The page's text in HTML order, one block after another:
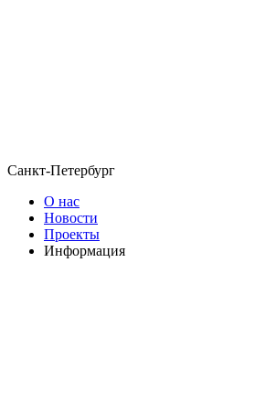
Санкт-Петербург
О нас
Новости
Проекты
Информация